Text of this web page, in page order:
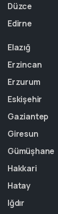
Düzce
Edirne
Elazığ
Erzincan
Erzurum
Eskişehir
Gaziantep
Giresun
Gümüşhane
Hakkari
Hatay
Iğdır